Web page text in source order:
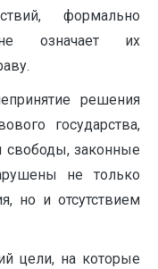
формально
не означает их
решения
государства,
свободы, законные
не только
но и отсутствием
цели, на которые